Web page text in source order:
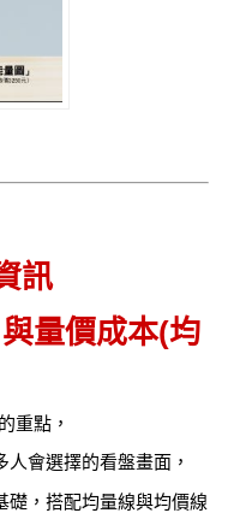
訊
量價成本(均
重點，
會選擇的看盤畫面，
礎，搭配均量線與均價線